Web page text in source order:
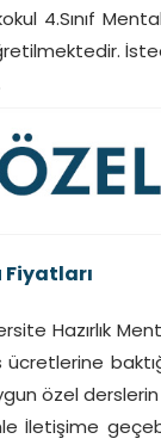
4.Sınıf
Hazırlık
özel
İletişime